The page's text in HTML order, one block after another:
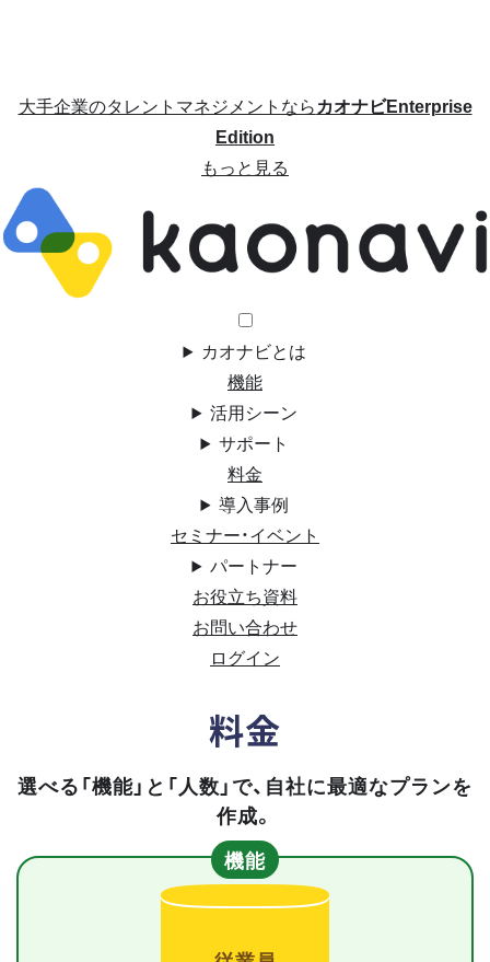
大手企業のタレントマネジメントならカオナビEnterprise
Edition
もっと見る
カオナビとは
機能
活用シーン
サポート
料金
導入事例
セミナー・イベント
パートナー
お役立ち資料
お問い合わせ
ログイン
料金
選べる「機能」と「人数」で、自社に最適なプランを
作成。
機能